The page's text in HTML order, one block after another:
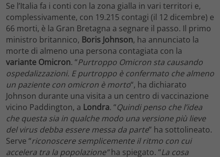
Se l’Italia fa i conti con la zona gialla in vari territori e,
complessivamente, con 19.215 contagi (il 12 dicembre) e
66 morti, è la Gran Bretagna a segnare il passo. Il primo
ministro britannico, Boris Johnson, ha annunciato la
morte di almeno una persona contagiata con la
variante Omicron. “Purtroppo Omicron sta causando
ospedalizzazioni. E purtroppo è confermato che almeno
un paziente con omicron è morto“, ha dichiarato
Johnson durante una visita a un centro di vaccinazione
vicino Paddington, a Londra. “Quindi penso che l’idea
che questa sia in qualche modo una versione più lieve
del virus debba essere messa da parte” ha sottolineato.
Serve “riconoscere semplicemente il ritmo con cui
accelera tra la popolazione”ha spiegato. “La cosa